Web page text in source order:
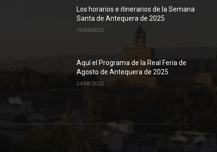
Los horarios e itinerarios de la Semana
Santa de Antequera de 2025
19/04/2025
Aquí el Programa de la Real Feria de
Agosto de Antequera de 2025
24/08/2025